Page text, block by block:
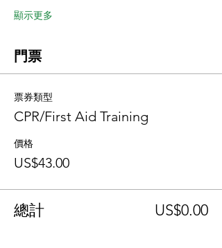
顯示更多
門票
票券類型
CPR/First Aid Training
價格
US$43.00
總計 US$0.00